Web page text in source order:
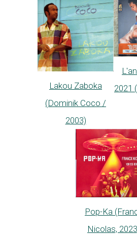
Lakou Zaboka
(Dominik Coco /
2003)
2021
Pop-Ka
Nicolas,